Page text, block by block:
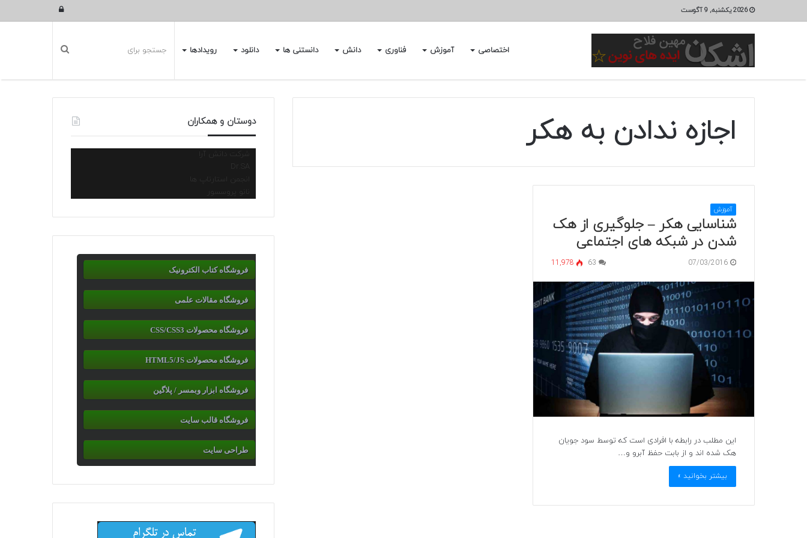
2026 یکشنبه, 9 آگوست ورود
اختصاصی آموزش فناوری دانش دانستنی ها دانلود رویدادها
اجازه ندادن به هکر
آموزش
شناسایی هکر – جلوگیری از هک
شدن در شبکه های اجتماعی
07/03/2016
63
11,978
این مطلب در رابطه با افرادی است که توسط سود جویان
هک شده اند و از بابت حفظ آبرو و…
بیشتر بخوانید »
دوستان و همکاران
شرکت دانش آرا
انجمن استارتاپ ها
نانو پروسسور
فروشگاه کتاب الکترونیک
فروشگاه مقالات علمی
فروشگاه محصولات CSS/CSS3
فروشگاه محصولات HTML5/JS
فروشگاه ابزار وبمسر / پلاگین
فروشگاه قالب سایت
طراحی سایت